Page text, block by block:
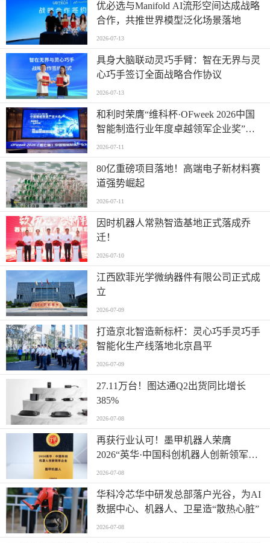
优必选与Manifold AI流形空间达成战略
合作，共推世界模型泛化场景落地
2026-07-13
具身大脑联动灵巧手臂：智在无界与灵
心巧手签订全面战略合作协议
2026-07-13
和利时荣膺“维科杯·OFweek 2026中国
智能制造行业年度卓越领军企业奖”，
以自主创新实力引领智造新浪潮
2026-07-11
80亿重磅项目落地！高端电子新材料赛
道强势崛起
2026-07-11
因时机器人常熟智造基地正式落成乔
迁！
2026-07-10
江西欧菲光学微纳器件有限公司正式成
立
2026-07-09
打造京北智造新标杆：灵心巧手灵巧手
智能化生产线落地北京昌平
2026-07-09
27.11万台！图达通Q2出货同比增长
385%
2026-07-08
再获行业认可！墨甲机器人荣膺
2026“英华·中国科创机器人创新领军企
业”全产业链智能出海标杆
2026-07-08
华科冷芯华中研发总部落户光谷，为AI
数据中心、机器人、卫星造“散热心脏”
2026-07-08